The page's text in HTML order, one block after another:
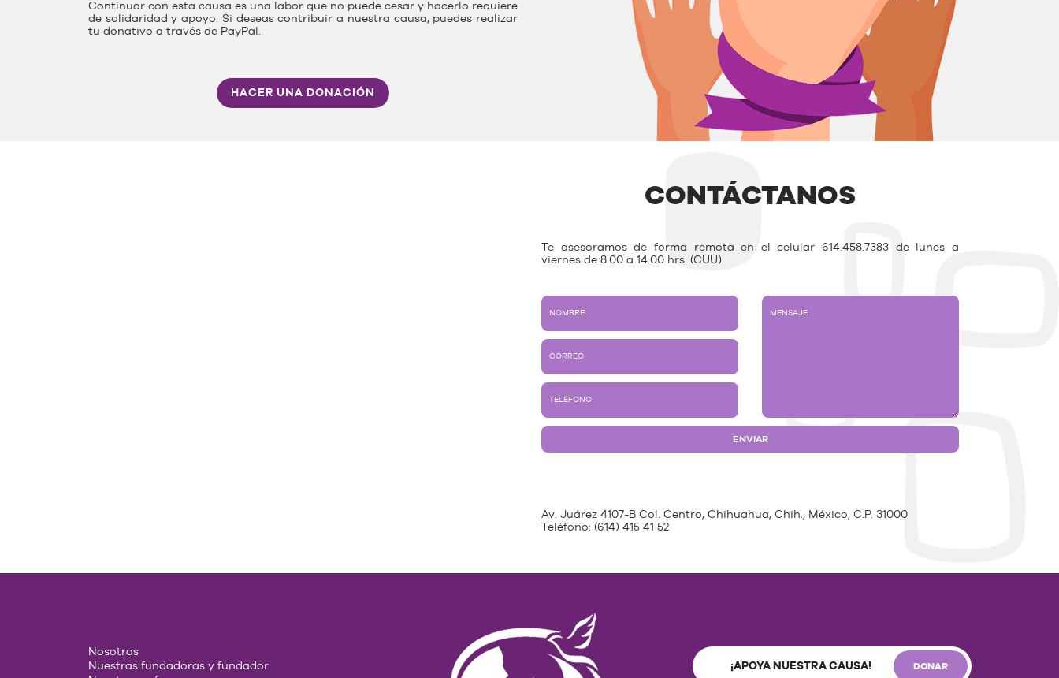
Continuar con esta causa es una labor que no puede cesar y hacerlo requiere
de solidaridad y apoyo. Si deseas contribuir a nuestra causa, puedes realizar
tu donativo a través de PayPal.
HACER UNA DONACIÓN
CONTÁCTANOS
Te asesoramos de forma remota en el celular 614.458.7383 de lunes a
viernes de 8:00 a 14:00 hrs. (CUU)
Av. Juárez 4107-B Col. Centro, Chihuahua, Chih., México, C.P. 31000
Teléfono: (614) 415 41 52
Nosotras
Nuestras fundadoras y fundador
¡APOYA NUESTRA CAUSA! DONAR